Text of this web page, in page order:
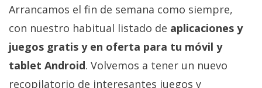
Arrancamos el fin de semana como siempre,
con nuestro habitual listado de aplicaciones y
juegos gratis y en oferta para tu móvil y
tablet Android. Volvemos a tener un nuevo
recopilatorio de interesantes juegos y